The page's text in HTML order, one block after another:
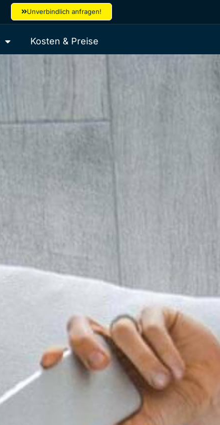
Unverbindlich anfragen!
Kosten & Preise